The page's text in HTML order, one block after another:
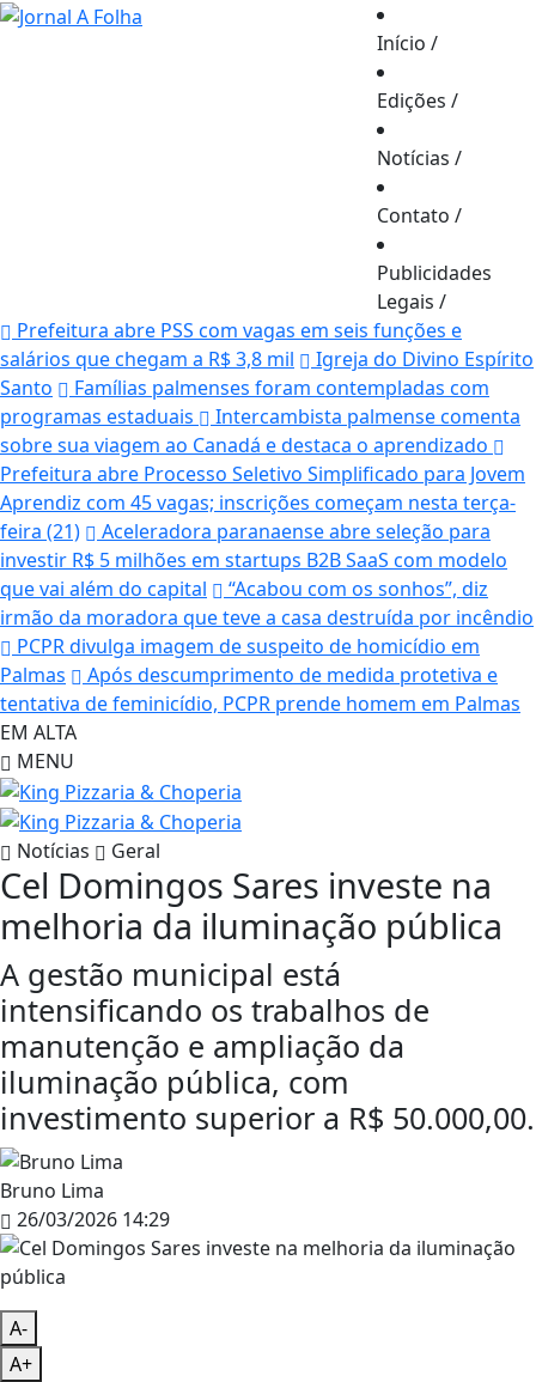
Início /
Edições /
Notícias /
Contato /
Publicidades
Legais /
Prefeitura abre PSS com vagas em seis funções e
salários que chegam a R$ 3,8 mil
Igreja do Divino Espírito
Santo
Famílias palmenses foram contempladas com
programas estaduais
Intercambista palmense comenta
sobre sua viagem ao Canadá e destaca o aprendizado
Prefeitura abre Processo Seletivo Simplificado para Jovem
Aprendiz com 45 vagas; inscrições começam nesta terça-
feira (21)
Aceleradora paranaense abre seleção para
investir R$ 5 milhões em startups B2B SaaS com modelo
que vai além do capital
“Acabou com os sonhos”, diz
irmão da moradora que teve a casa destruída por incêndio
PCPR divulga imagem de suspeito de homicídio em
Palmas
Após descumprimento de medida protetiva e
tentativa de feminicídio, PCPR prende homem em Palmas
EM ALTA
MENU
Notícias Geral
Cel Domingos Sares investe na
melhoria da iluminação pública
A gestão municipal está
intensificando os trabalhos de
manutenção e ampliação da
iluminação pública, com
investimento superior a R$ 50.000,00.
Bruno Lima
26/03/2026 14:29
A-
A+